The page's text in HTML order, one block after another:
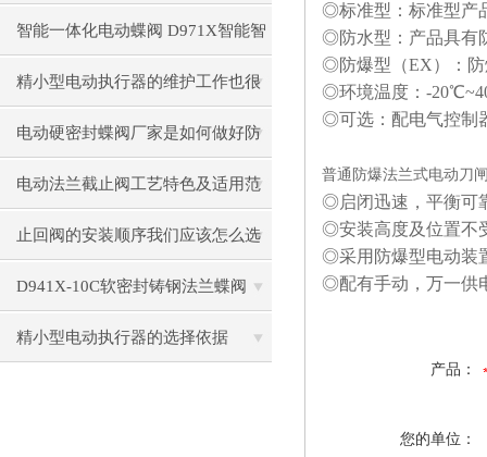
除方法
智能一体化电动蝶阀 D971X智能智
能调节型电动蝶阀
精小型电动执行器的维护工作也很
重要！
电动硬密封蝶阀厂家是如何做好防
腐的
电动法兰截止阀工艺特色及适用范
围
止回阀的安装顺序我们应该怎么选
择呢？
D941X-10C软密封铸钢法兰蝶阀
精小型电动执行器的选择依据
◎标准型：标准型产
◎防水型：产品具有
◎防爆型（EX）：防
◎环境温度：-
◎可选：配电气控制
普通防爆法兰式电动刀
◎启闭迅速，平衡可
◎安装高度及位置不
◎采用防爆型电动装
◎配有手动，万一供
产品：
您的单位：